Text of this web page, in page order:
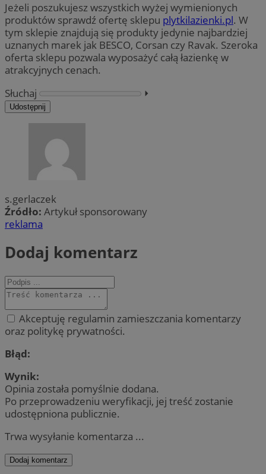
Jeżeli poszukujesz wszystkich wyżej wymienionych
produktów sprawdź ofertę sklepu plytkilazienki.pl. W
tym sklepie znajdują się produkty jedynie najbardziej
uznanych marek jak BESCO, Corsan czy Ravak. Szeroka
oferta sklepu pozwala wyposażyć całą łazienkę w
atrakcyjnych cenach.
Słuchaj
⏵︎
Udostępnij
s.gerlaczek
Źródło: Artykuł sponsorowany
reklama
Dodaj komentarz
Akceptuję regulamin zamieszczania komentarzy
oraz politykę prywatności.
Błąd:
Wynik:
Opinia została pomyślnie dodana.
Po przeprowadzeniu weryfikacji, jej treść zostanie
udostępniona publicznie.
Trwa wysyłanie komentarza ...
Dodaj komentarz